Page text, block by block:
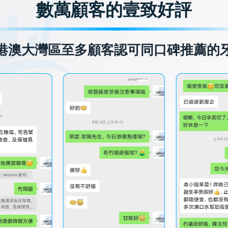
數萬顧客的壹致好評
澳大灣區至多顧客認可同口碑推薦的